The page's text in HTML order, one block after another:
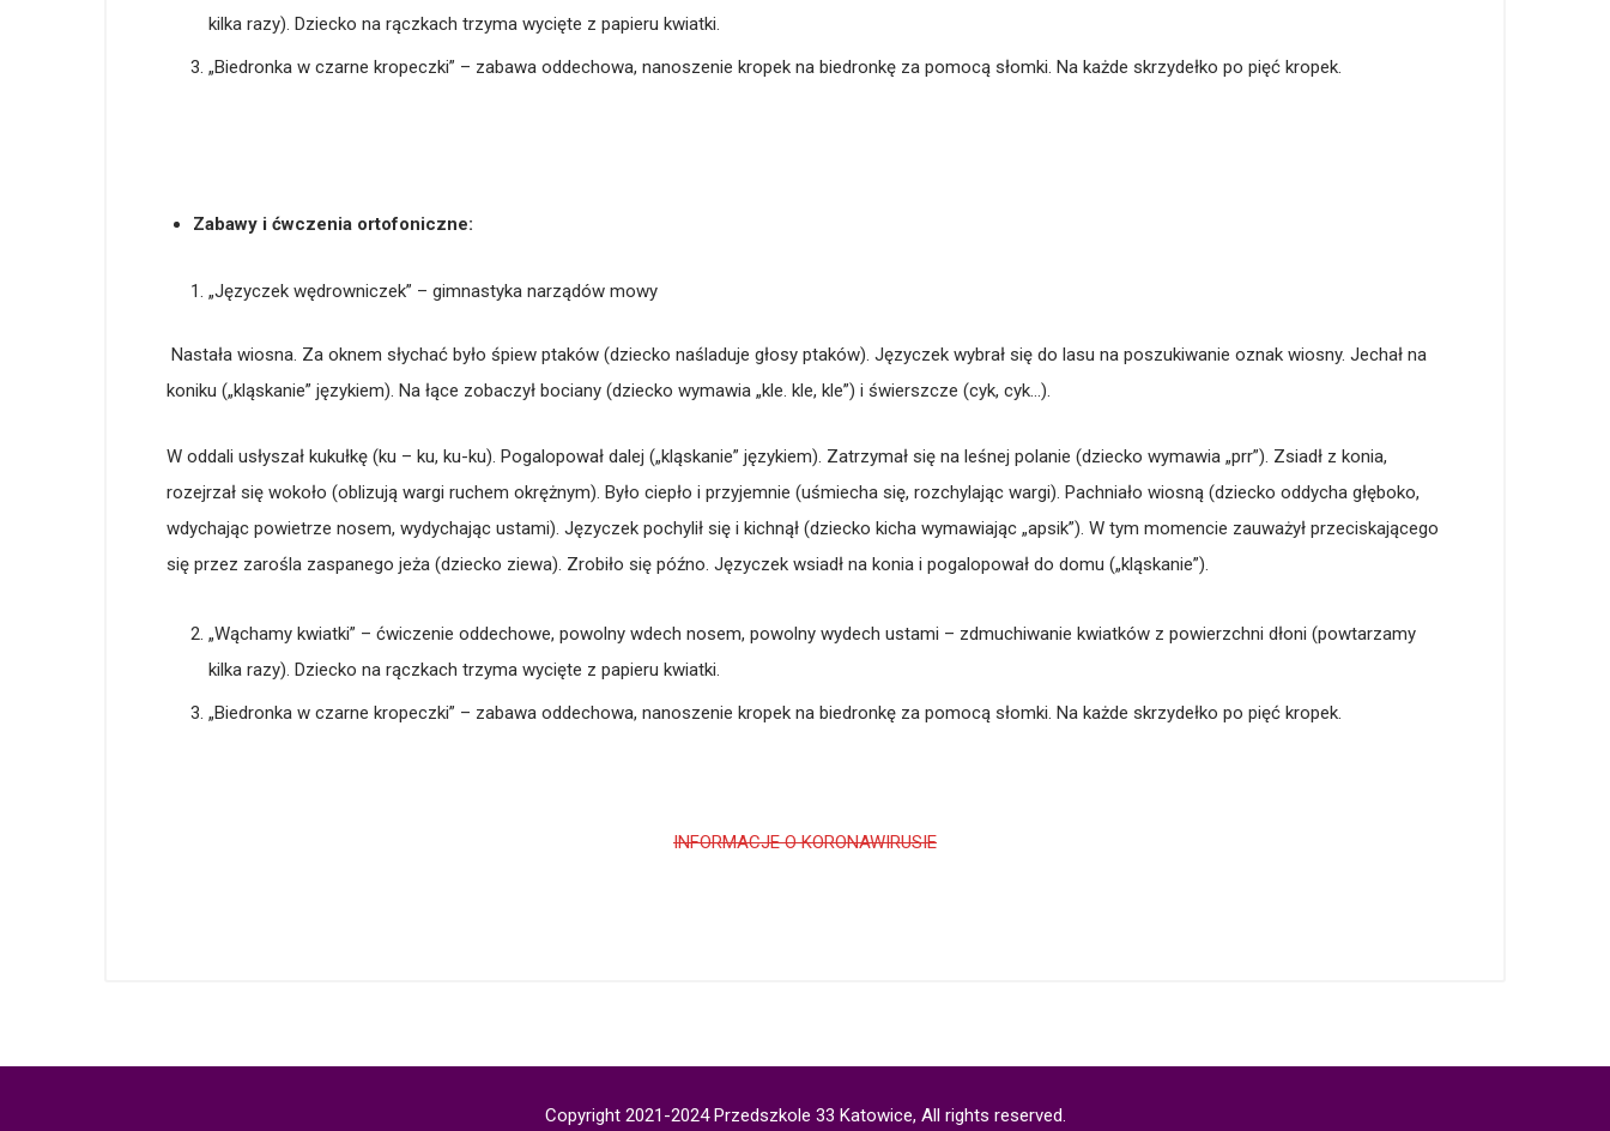
kilka razy). Dziecko na rączkach trzyma wycięte z papieru kwiatki.
„Biedronka w czarne kropeczki” – zabawa oddechowa, nanoszenie kropek na biedronkę za pomocą słomki. Na każde skrzydełko po pięć kropek.
Zabawy i ćwczenia ortofoniczne:
„Języczek wędrowniczek” – gimnastyka narządów mowy
Nastała wiosna. Za oknem słychać było śpiew ptaków (dziecko naśladuje głosy ptaków). Języczek wybrał się do lasu na poszukiwanie oznak wiosny. Jechał na
koniku („kląskanie” językiem). Na łące zobaczył bociany (dziecko wymawia „kle. kle, kle”) i świerszcze (cyk, cyk…).
W oddali usłyszał kukułkę (ku – ku, ku-ku). Pogalopował dalej („kląskanie” językiem). Zatrzymał się na leśnej polanie (dziecko wymawia „prr”). Zsiadł z konia,
rozejrzał się wokoło (oblizują wargi ruchem okrężnym). Było ciepło i przyjemnie (uśmiecha się, rozchylając wargi). Pachniało wiosną (dziecko oddycha głęboko,
wdychając powietrze nosem, wydychając ustami). Języczek pochylił się i kichnął (dziecko kicha wymawiając „apsik”). W tym momencie zauważył przeciskającego
się przez zarośla zaspanego jeża (dziecko ziewa). Zrobiło się późno. Języczek wsiadł na konia i pogalopował do domu („kląskanie”).
„Wąchamy kwiatki” – ćwiczenie oddechowe, powolny wdech nosem, powolny wydech ustami – zdmuchiwanie kwiatków z powierzchni dłoni (powtarzamy
kilka razy). Dziecko na rączkach trzyma wycięte z papieru kwiatki.
„Biedronka w czarne kropeczki” – zabawa oddechowa, nanoszenie kropek na biedronkę za pomocą słomki. Na każde skrzydełko po pięć kropek.
INFORMACJE O KORONAWIRUSIE
Copyright 2021-2024 Przedszkole 33 Katowice, All rights reserved.